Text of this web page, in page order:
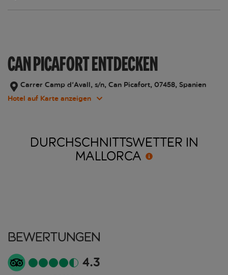
CAN PICAFORT ENTDECKEN
Carrer Camp d'Avall, s/n, Can Picafort, 07458, Spanien
Hotel auf Karte anzeigen
DURCHSCHNITTSWETTER IN
MALLORCA
Bewertungen
4.3